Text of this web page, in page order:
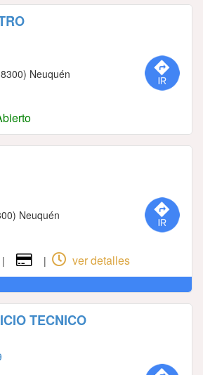
Neuquén
Neuquén
| | ver detalles
TECNICO